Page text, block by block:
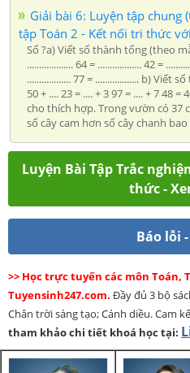
Giải bài 6: Luyện tập chung
tập Toán 2 - Kết nối tri thức
Số ?a) Viết số thành tổng (theo
................... 64 = .................. 42 =
.................. 77 = .................. b) Viết
50 + .... 23 = .... + 3 97 = .... + 7 48
cho thích hợp. Trong vườn có 37
số cây cam hơn số cây chanh bao
Luyện Bài Tập Trắc
thức -
Báo lỗi
>> Học trực tuyến các môn Toán,
Tuyensinh247.com. Đầy đủ 3 bộ
Chân trời sáng tạo; Cánh diều. Cam
tham khảo chi tiết khoá học tại: